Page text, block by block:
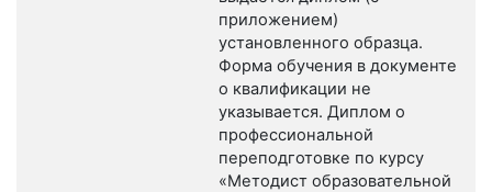
приложением)
установленного образца.
Форма обучения в документе
о квалификации не
указывается. Диплом о
профессиональной
переподготовке по курсу
«Методист образовательной